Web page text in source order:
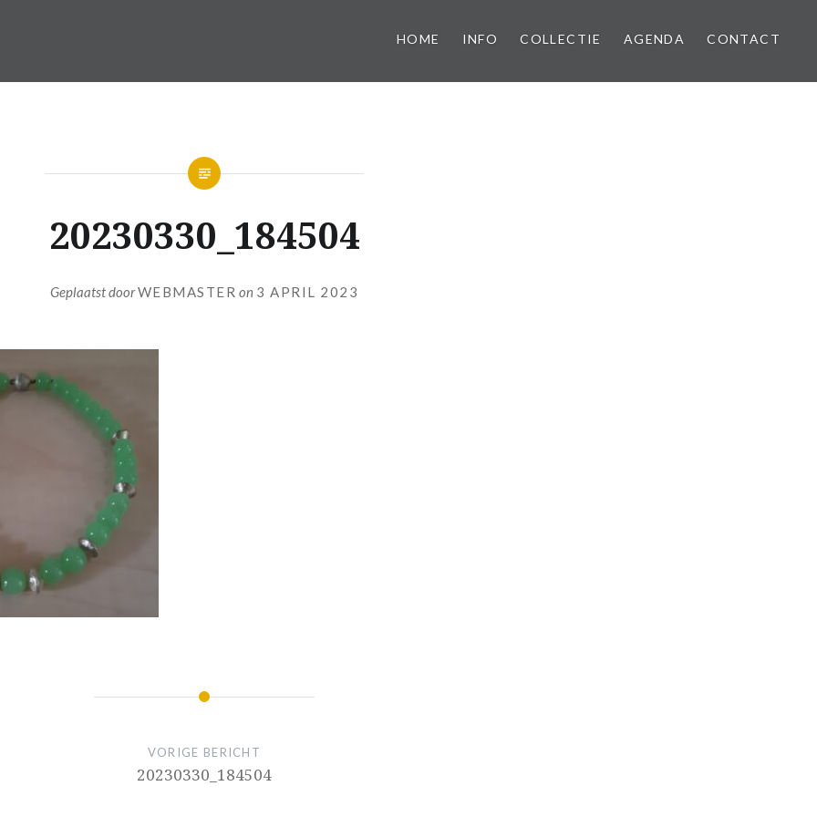
HOME INFO COLLECTIE AGENDA CONTACT
20230330_184504
Geplaatst doorWEBMASTER on 3 APRIL 2023
VORIGE BERICHT
20230330_184504